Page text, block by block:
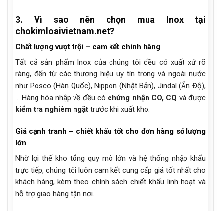
3. Vì sao nên chọn mua Inox tại
chokimloaivietnam.net?
Chất lượng vượt trội – cam kết chính hãng
Tất cả sản phẩm Inox của chúng tôi đều có xuất xứ rõ
ràng, đến từ các thương hiệu uy tín trong và ngoài nước
như Posco (Hàn Quốc), Nippon (Nhật Bản), Jindal (Ấn Độ),
… Hàng hóa nhập về đều có chứng nhận CO, CQ và được
kiểm tra nghiêm ngặt trước khi xuất kho.
Giá cạnh tranh – chiết khấu tốt cho đơn hàng số lượng
lớn
Nhờ lợi thế kho tổng quy mô lớn và hệ thống nhập khẩu
trực tiếp, chúng tôi luôn cam kết cung cấp giá tốt nhất cho
khách hàng, kèm theo chính sách chiết khấu linh hoạt và
hỗ trợ giao hàng tận nơi.